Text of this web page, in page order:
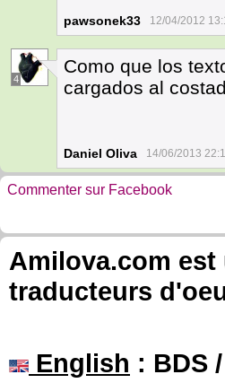
pawsonek33 12/04/2012
4
Como que los
cargados al
Daniel Oliva 14/06/2013
Commenter sur Facebook
Amilova.com
traducteurs
English : BDS